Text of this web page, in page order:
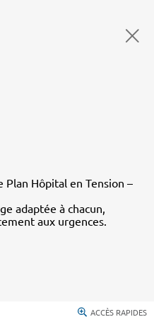
Plan Hôpital en Tension –
adaptée à chacun,
aux urgences.
ACCÈS RAPIDES